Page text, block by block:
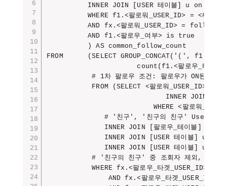
INNER JOIN [USER 테이블] u on
WHERE f1.<팔로워_USER_ID> = <##조회
AND fx.<팔로워_USER_ID> =
          AND f1.<팔로우_여부> is true
          ) AS common_follow_count
FROM      (SELECT GROUP_CONCAT('(', f1.<
count(f1.<팔로우_타겟
# 1차 팔로우 조건: 팔로우가 ON된 정상
FROM (SELECT <팔로워_USER_ID>, <팔
INNER JOIN
WHERE <팔로워
# '친구', '친구의 친구' User 정
INNER JOIN [팔로우_테이블] fx
INNER JOIN [USER 테이블] u1 ON
INNER JOIN [USER 테이블] u2 ON
# '친구의 친구' 중 조회자 제외, 이미
WHERE fx.<팔로우_타겟_USER_ID> !=
AND fx.<팔로우_타겟_USER_ID>